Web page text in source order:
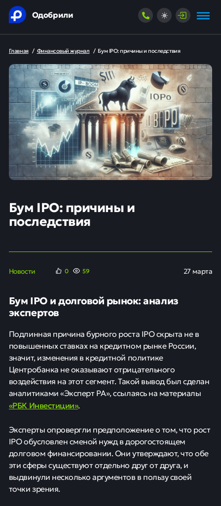
Одобрили
Главная / Финансовый журнал / Бум IPO: причины и последствия
Бум IPO: причины и
последствия
Новости 0 59 27 марта
Бум IPO и долговой рынок: анализ
экспертов
Подлинная причина бурного роста IPO скрыта не в
повышенных ставках на кредитном рынке России,
значит, изменения в кредитной политике
Центробанка не оказывают отрицательного
воздействия на этот сегмент. Такой вывод был сделан
аналитиками «Эксперт РА», ссылаясь на материалы
«РБК Инвестиции».
Эксперты опровергли предположение о том, что рост
IPO обусловлен сменой нужд в дорогостоящем
долговом финансировании. Они утверждают, что обе
эти сферы существуют отдельно друг от друга, и
выдвинули несколько аргументов в пользу своей
точки зрения.